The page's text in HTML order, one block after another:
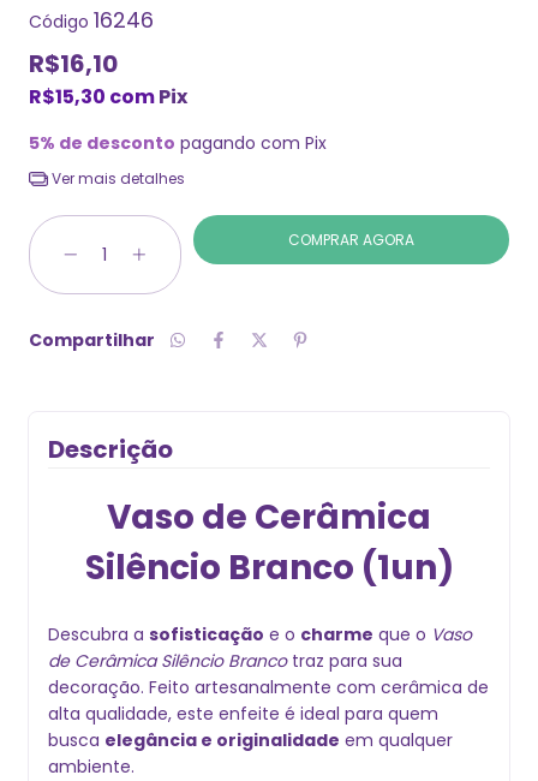
Código 16246
R$16,10
R$15,30 comPix
5% de desconto pagando com Pix
Ver mais detalhes
Compartilhar
Descrição
Vaso de Cerâmica
Silêncio Branco (1un)
Descubra a sofisticação e o charme que o Vaso
de Cerâmica Silêncio Brancotraz para sua
decoração. Feito artesanalmente com cerâmica de
alta qualidade, este enfeite é ideal para quem
busca elegância e originalidade em qualquer
ambiente.